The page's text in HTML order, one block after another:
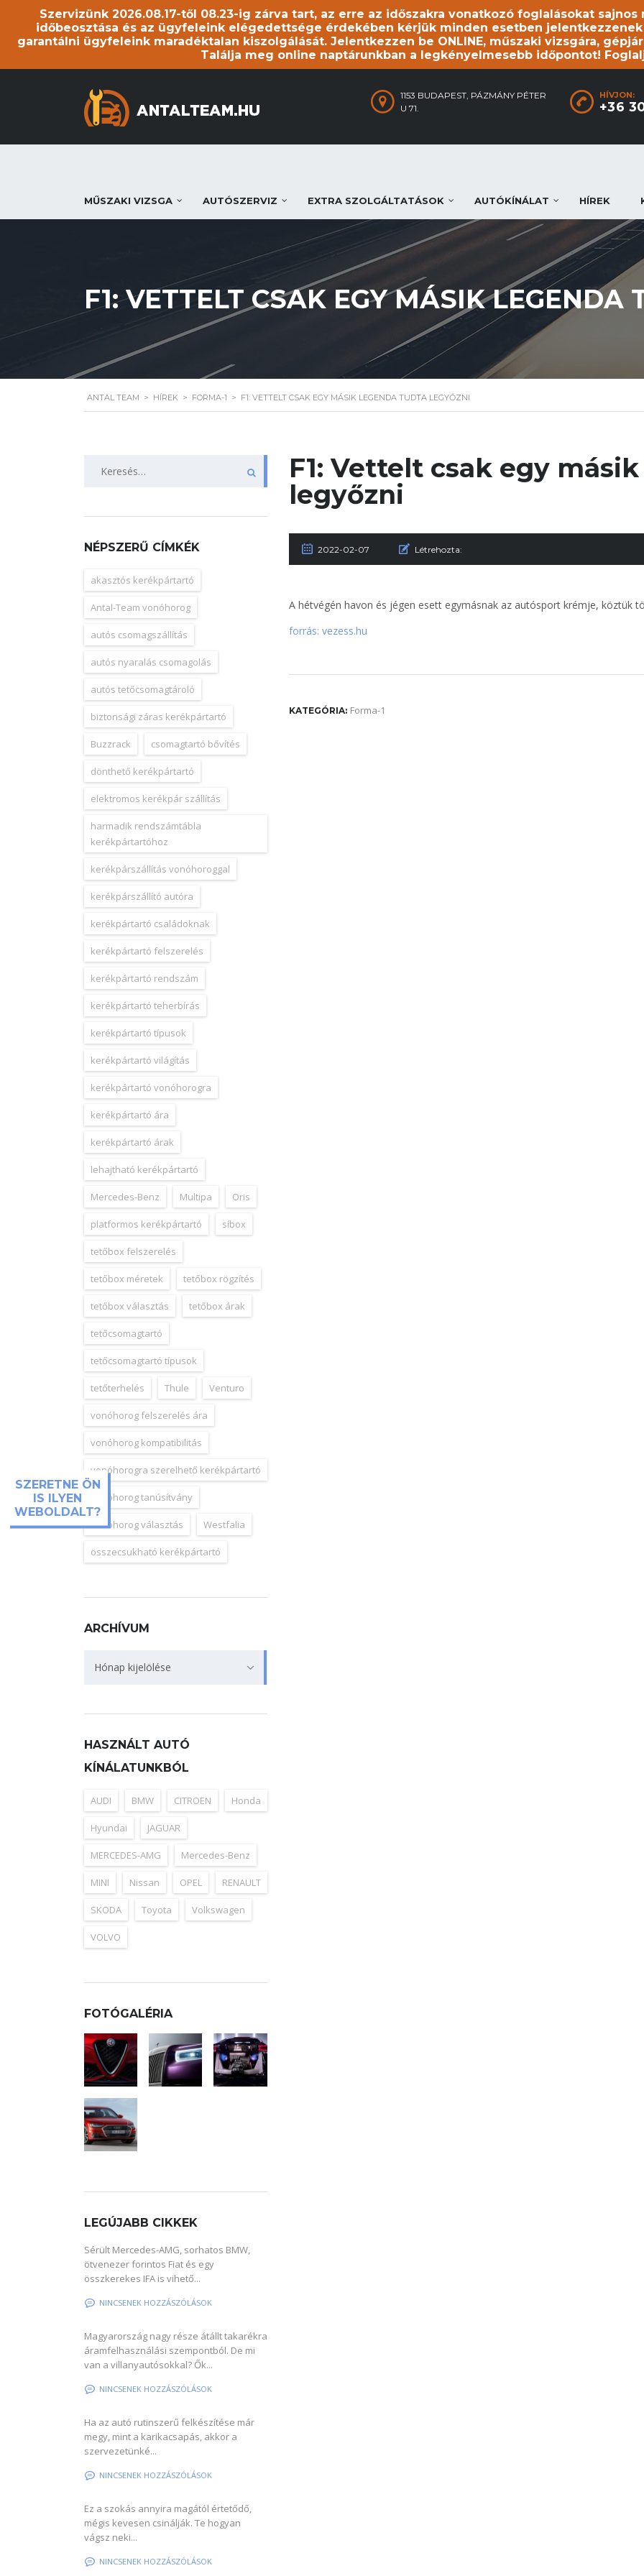
Szervizünk 2026.08.17-től 08.23-ig zárva tart, az erre az időszakra vonatkozó foglalásokat
időbeosztása és az ügyfeleink elégedettsége érdekében kérjük minden esetben
garantálni ügyfeleink maradéktalan kiszolgálását. Jelentkezzen be ONLINE, műszaki vizsgára,
Találja meg online naptárunkban a legkényelmesebb időpontot!
SZERETNE ÖN
IS ILYEN
WEBOLDALT?
HÍVJON:
+36
1153 BUDAPEST, PÁZMÁNY PÉTER
U 71.
MŰSZAKI VIZSGA AUTÓSZERVIZ EXTRA SZOLGÁLTATÁSOK AUTÓKÍNÁLAT HÍREK
F1: VETTELT CSAK EGY MÁSIK LEGENDA
ANTAL TEAM > HÍREK > FORMA-1 > F1: VETTELT CSAK EGY MÁSIK LEGENDA TUDTA LEGYŐZNI
F1: Vettelt csak egy
legyőzni
2022-02-07 Létrehozta:
A hétvégén havon és jégen esett egymásnak az autósport krémje, köztük
forrás: vezess.hu
KATEGÓRIA: Forma-1
NÉPSZERŰ CÍMKÉK
akasztós kerékpártartó
Antal-Team vonóhorog
autós csomagszállítás
autós nyaralás csomagolás
autós tetőcsomagtároló
biztonsági záras kerékpártartó
Buzzrack csomagtartó bővítés
dönthető kerékpártartó
elektromos kerékpár szállítás
harmadik rendszámtábla
kerékpártartóhoz
kerékpárszállítás vonóhoroggal
kerékpárszállító autóra
kerékpártartó családoknak
kerékpártartó felszerelés
kerékpártartó rendszám
kerékpártartó teherbírás
kerékpártartó típusok
kerékpártartó világítás
kerékpártartó vonóhorogra
kerékpártartó ára
kerékpártartó árak
lehajtható kerékpártartó
Mercedes-Benz Multipa Oris
platformos kerékpártartó síbox
tetőbox felszerelés
tetőbox méretek tetőbox rögzítés
tetőbox választás tetőbox árak
tetőcsomagtartó
tetőcsomagtartó típusok
tetőterhelés Thule Venturo
vonóhorog felszerelés ára
vonóhorog kompatibilitás
vonóhorogra szerelhető kerékpártartó
vonóhorog tanúsítvány
vonóhorog választás Westfalia
összecsukható kerékpártartó
ARCHÍVUM
Hónap kijelölése
HASZNÁLT AUTÓ
KÍNÁLATUNKBÓL
AUDI BMW CITROEN Honda
Hyundai JAGUAR
MERCEDES-AMG Mercedes-Benz
MINI Nissan OPEL RENAULT
SKODA Toyota Volkswagen
VOLVO
FOTÓGALÉRIA
LEGÚJABB CIKKEK
Sérült Mercedes-AMG, sorhatos BMW,
ötvenezer forintos Fiat és egy
összkerekes IFA is vihető...
NINCSENEK HOZZÁSZÓLÁSOK
Magyarország nagy része átállt takarékra
áramfelhasználási szempontból. De mi
van a villanyautósokkal? Ők...
NINCSENEK HOZZÁSZÓLÁSOK
Ha az autó rutinszerű felkészítése már
megy, mint a karikacsapás, akkor a
szervezetünké...
NINCSENEK HOZZÁSZÓLÁSOK
Ez a szokás annyira magától értetődő,
mégis kevesen csinálják. Te hogyan
vágsz neki...
NINCSENEK HOZZÁSZÓLÁSOK